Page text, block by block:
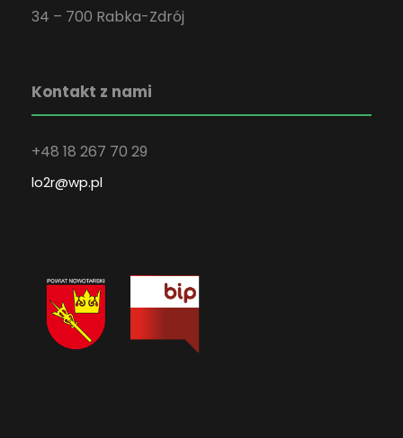
34 – 700 Rabka-Zdrój
Kontakt z nami
+48 18 267 70 29
lo2r@wp.pl